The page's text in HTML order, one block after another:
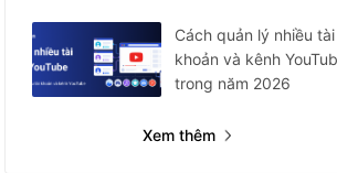
Cách quản lý nhiều tài
khoản và kênh
trong năm 2026
Xem thêm